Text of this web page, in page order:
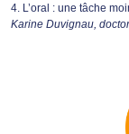
4. L’oral : une tâche
Karine Duvignau,